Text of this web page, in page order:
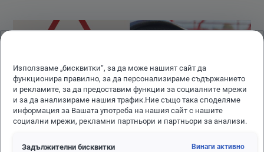
Използваме „бисквитки“, за да може нашият сайт да
функционира правилно, за да персонализираме съдържанието
и рекламите, за да предоставим функции за социалните мрежи
и за да анализираме нашия трафик.Ние също така споделяме
информация за Вашата употреба на нашия сайт с нашите
социални мрежи, рекламни партньори и партньори за анализи.
Задължителни бисквитки Винаги активно